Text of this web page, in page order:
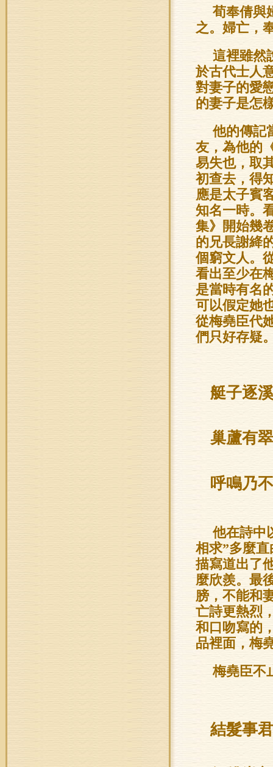
荀奉倩與
之。婦亡，
這裡雖然
於古代士人
對妻子的愛
的妻子是怎
他的傳記
友，為他的
易失也，取
初查去，得
應是太子賓
知名一時。
集》開始幾
的兄長謝絳
個窮文人。
看出至少在
是當時有名
可以假定她
從梅堯臣代
們只好存疑
艇子逐
巢蘆有
呼鳴乃
他在詩中
相求”多麼
描寫道出了
麼欣羨。最
膀，不能和
亡詩更熱烈
和口吻寫的
品裡面，梅
梅堯臣不
結髮事